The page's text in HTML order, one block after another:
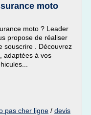
moto
moto ? Leader
propose de réaliser
souscrire . Découvrez
adaptées à vos
pas cher ligne / devis